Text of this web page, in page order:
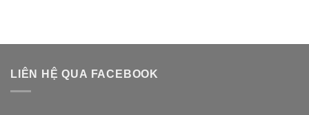
LIÊN HỆ QUA FACEBOOK